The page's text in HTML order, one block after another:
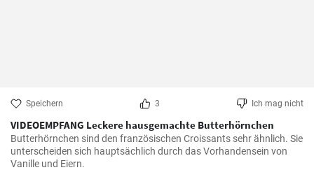
Speichern 3 Ich mag nicht
VIDEOEMPFANG Leckere hausgemachte Butterhörnchen
Butterhörnchen sind den französischen Croissants sehr ähnlich. Sie
unterscheiden sich hauptsächlich durch das Vorhandensein von
Vanille und Eiern.